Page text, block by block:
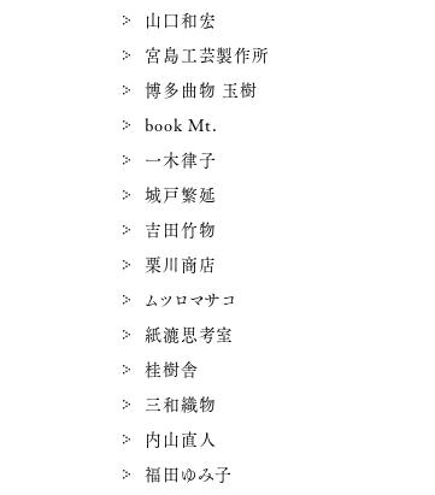
山口和宏
宮島工芸製作所
博多曲物 玉樹
book Mt.
一木律子
城戸繁延
吉田竹物
栗川商店
ムツロマサコ
紙漉思考室
桂樹舎
三和織物
内山直人
福田ゆみ子